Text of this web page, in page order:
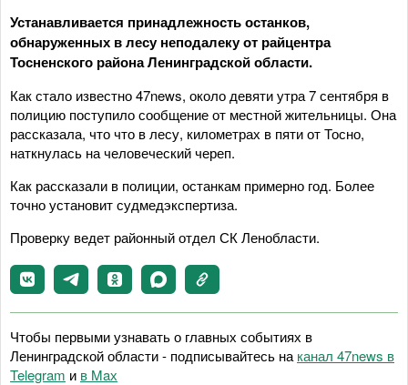
Устанавливается принадлежность останков,
обнаруженных в лесу неподалеку от райцентра
Тосненского района Ленинградской области.
Как стало известно 47news, около девяти утра 7 сентября в
полицию поступило сообщение от местной жительницы. Она
рассказала, что что в лесу, километрах в пяти от Тосно,
наткнулась на человеческий череп.
Как рассказали в полиции, останкам примерно год. Более
точно установит судмедэкспертиза.
Проверку ведет районный отдел СК Ленобласти.
Чтобы первыми узнавать о главных событиях в
Ленинградской области - подписывайтесь на канал 47news в
Telegram и в Maх